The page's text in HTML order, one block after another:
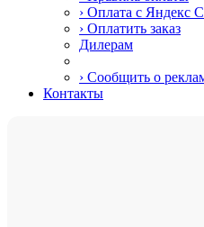
› Оплата с Яндекс
› Оплатить заказ
Дилерам
› Сообщить о
Контакты